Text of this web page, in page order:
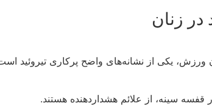
در زنان
ورزش، یکی از نشانه‌های واضح پرکاری تیروئید
سینه، از علائم هشداردهنده هستند.